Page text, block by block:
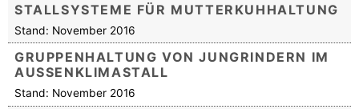
STALLSYSTEME FÜR MUTTERKUHHALTUNG
Stand: November 2016
GRUPPENHALTUNG VON JUNGRINDERN IM
AUSSENKLIMASTALL
Stand: November 2016